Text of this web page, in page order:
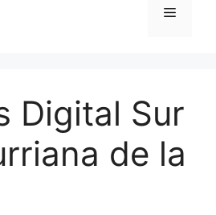
Menú
Digital Sur
de la